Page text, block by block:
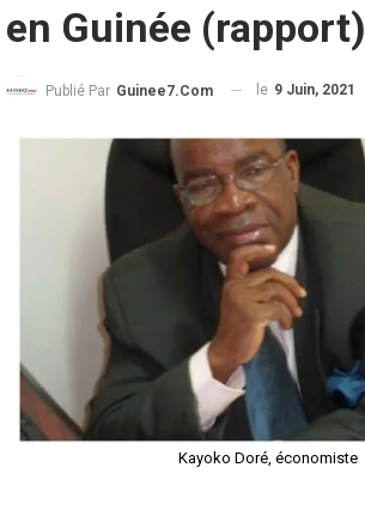
en Guinée (rapport)
Publié Par Guinee7.com le 9 Juin, 2021
Kayoko Doré, économiste